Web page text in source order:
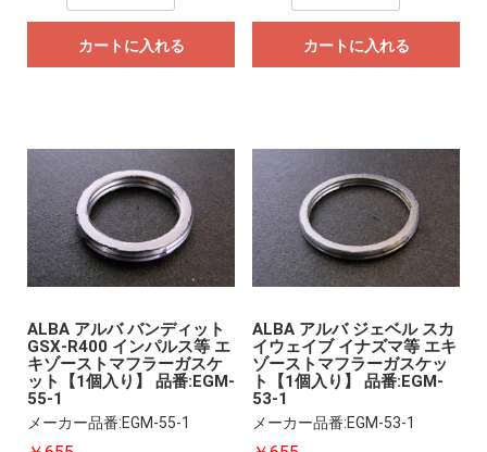
カートに入れる カートに入れる
ALBA アルバ バンディット
GSX‐R400 インパルス等 エ
キゾーストマフラーガスケ
ット【1個入り】 品番:EGM-
55-1
メーカー品番:EGM-55-1
ALBA アルバ ジェベル スカ
イウェイブ イナズマ等 エキ
ゾーストマフラーガスケッ
ト【1個入り】 品番:EGM-
53-1
メーカー品番:EGM-53-1